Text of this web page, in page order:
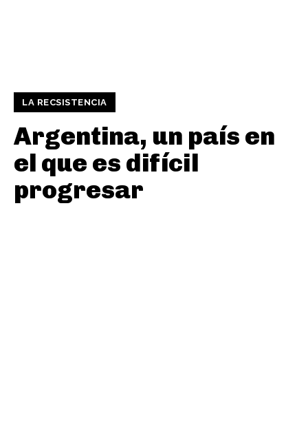
LA RECSISTENCIA
Argentina, un país en
el que es difícil
progresar